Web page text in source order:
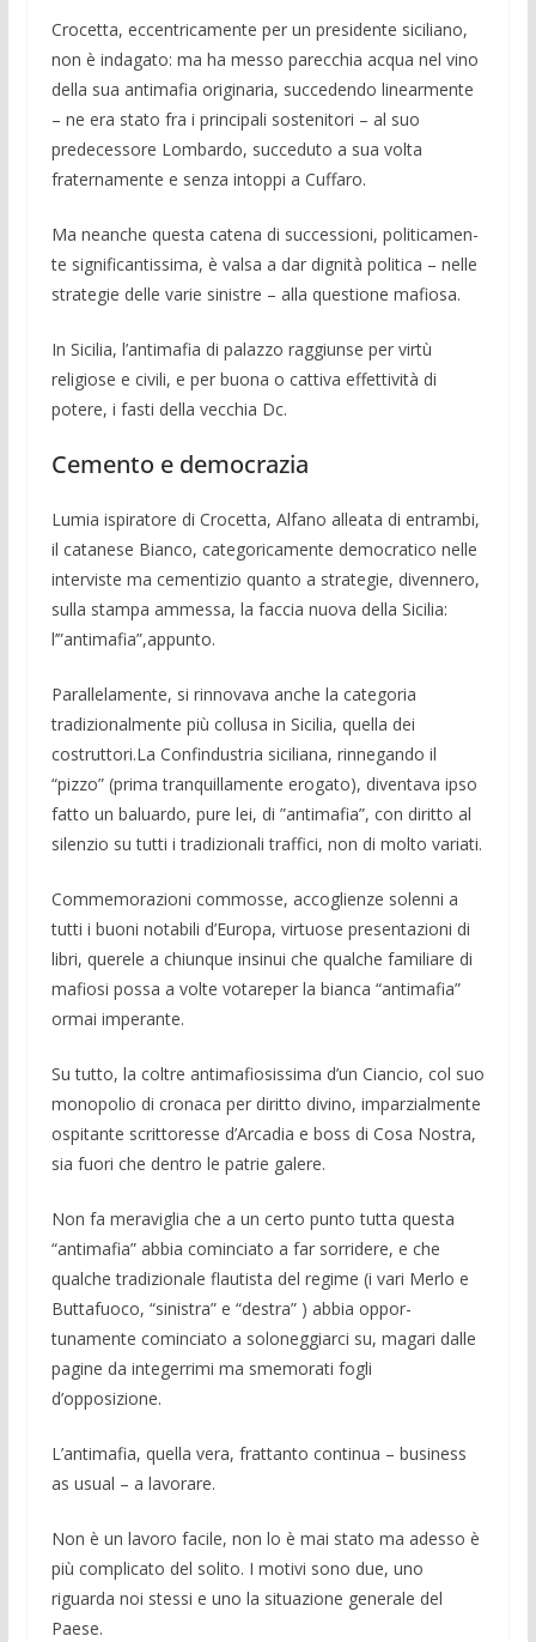
Crocetta, eccentricamente per un presi­dente sicilia­no,
non è indagato: ma ha messo parec­chia acqua nel vino
della sua antimafia originaria, succedendo linear­mente
– ne era stato fra i principali soste­nitori – al suo
predecessore Lombardo, suc­ceduto a sua volta
fraternamente e sen­za intoppi a Cuf­faro.
Ma neanche questa catena di successio­ni, politicamen­
te signi­ficantissima, è valsa a dar dignità politi­ca – nelle
strate­gie delle varie sinistre – alla questione ma­fiosa.
In Sicilia, l’antimafia di palazzo rag­giunse per virtù
religiose e civili, e per buona o cattiva effettività di
potere, i fasti della vecchia Dc.
Cemento e democrazia
Lumia ispiratore di Crocetta, Alfa­no al­leata di entrambi,
il catanese Bianco, cate­goricamente democratico nelle
intervi­ste ma cementizio quanto a strategie, diven­nero,
sulla stampa ammessa, la faccia nuova della Sicilia:
l’”antimafia”,appun­to.
Paral­lelamente, si rinnovava anche la ca­tegoria
tradizionalmente più collusa in Si­cilia, quella dei
costruttori.La Confindu­stria siciliana, rinnegando il
“pizzo” (pri­ma tranquillamente erogato), diventa­va ipso
fatto un baluardo, pure lei, di ”anti­mafia”, con diritto al
silenzio su tutti i tra­dizionali traffici, non di molto variati.
Commemorazioni commosse, acco­glienze solen­ni a
tutti i buoni notabili d’Europa, virtuose presenta­zioni di
libri, querele a chiunque insinui che qualche fa­miliare di
mafiosi possa a volte vo­tareper la bian­ca “anti­mafia”
ormai imperan­te.
Su tutto, la coltre antimafiosissima d’un Ciancio, col suo
monopolio di cronaca per diritto divino, imparzialmente
ospitan­te scrittoresse d’Arcadia e boss di Cosa No­stra,
sia fuori che dentro le patrie gale­re.
Non fa meraviglia che a un certo punto tutta questa
“antimafia” abbia cominciato a far sorridere, e che
qualche tradizio­nale flautista del re­gime (i vari Merlo e
Butta­fuoco, “sini­stra” e “destra” ) abbia oppor­
tunamente cominciato a soloneg­giarci su, magari dalle
pagine da inte­gerrimi ma smemorati fogli
d’opposizione.
L’antimafia, quella vera, frattanto conti­nua – business
as usual – a lavorare.
Non è un lavoro facile, non lo è mai sta­to ma adesso è
più complicato del solito. I motivi sono due, uno
riguarda noi stessi e uno la situazione generale del
Paese.